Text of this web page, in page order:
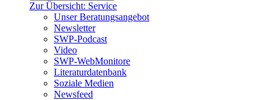
Zur Übersicht: Service
Unser Beratungsangebot
Newsletter
SWP-Podcast
Video
SWP-WebMonitore
Literaturdatenbank
Soziale Medien
Newsfeed